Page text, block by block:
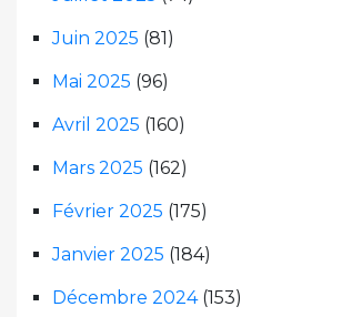
Juin 2025 (81)
Mai 2025 (96)
Avril 2025 (160)
Mars 2025 (162)
Février 2025 (175)
Janvier 2025 (184)
Décembre 2024(153)